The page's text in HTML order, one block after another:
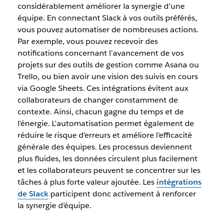
considérablement améliorer la synergie d’une
équipe. En connectant Slack à vos outils préférés,
vous pouvez automatiser de nombreuses actions.
Par exemple, vous pouvez recevoir des
notifications concernant l’avancement de vos
projets sur des outils de gestion comme Asana ou
Trello, ou bien avoir une vision des suivis en cours
via Google Sheets. Ces intégrations évitent aux
collaborateurs de changer constamment de
contexte. Ainsi, chacun gagne du temps et de
l’énergie. L’automatisation permet également de
réduire le risque d’erreurs et améliore l’efficacité
générale des équipes. Les processus deviennent
plus fluides, les données circulent plus facilement
et les collaborateurs peuvent se concentrer sur les
tâches à plus forte valeur ajoutée. Les intégrations
de Slackparticipent donc activement à renforcer
la synergie d’équipe.